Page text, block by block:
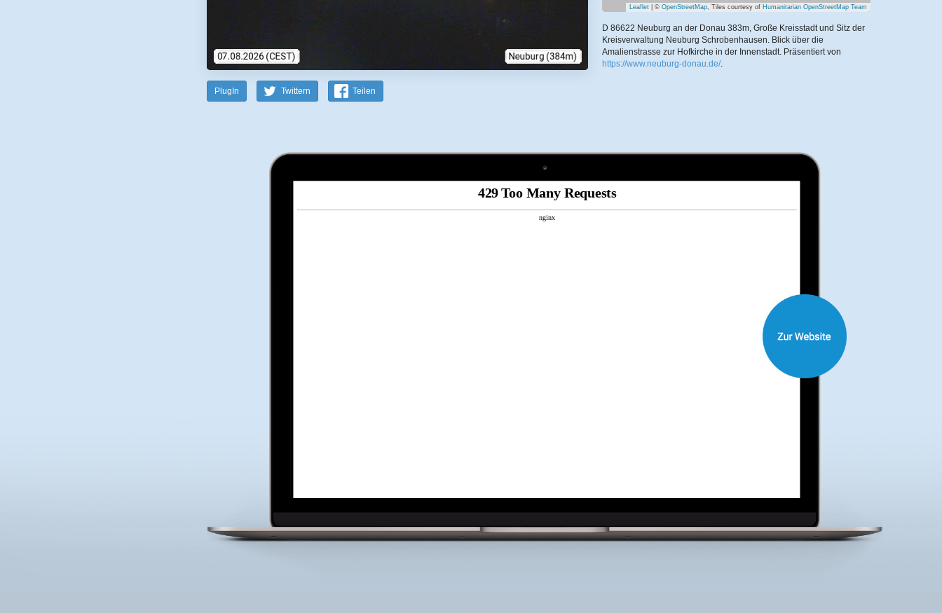
Leaflet| © OpenStreetMap, Tiles courtesy of Humanitarian OpenStreetMap Team
D 86622 Neuburg an der Donau 383m, Große Kreisstadt und Sitz der
Kreisverwaltung Neuburg Schrobenhausen. Blick über die
Amalienstrasse zur Hofkirche in der Innenstadt. Präsentiert von
https://www.neuburg-donau.de/.
PlugIn Twittern Teilen